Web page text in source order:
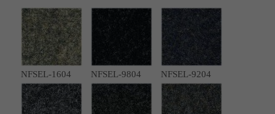
NFSEL-1604 NFSEL-9804 NFSEL-9204